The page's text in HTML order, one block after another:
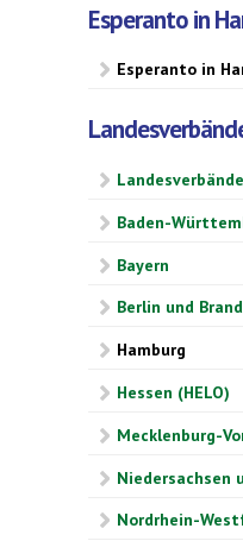
Esperanto in
Esperanto in
Landesverbände
Baden-
Bayern
Berlin und
Hamburg
Hessen (HELO)
Mecklenburg-
Niedersachsen
Nordrhein-